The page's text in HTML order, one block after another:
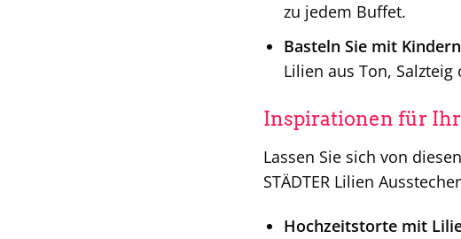
zu jedem Buffet.
Basteln Sie mit
Lilien aus Ton,
Inspirationen für
Lassen Sie sich von
STÄDTER Lilien
Hochzeitstorte mit